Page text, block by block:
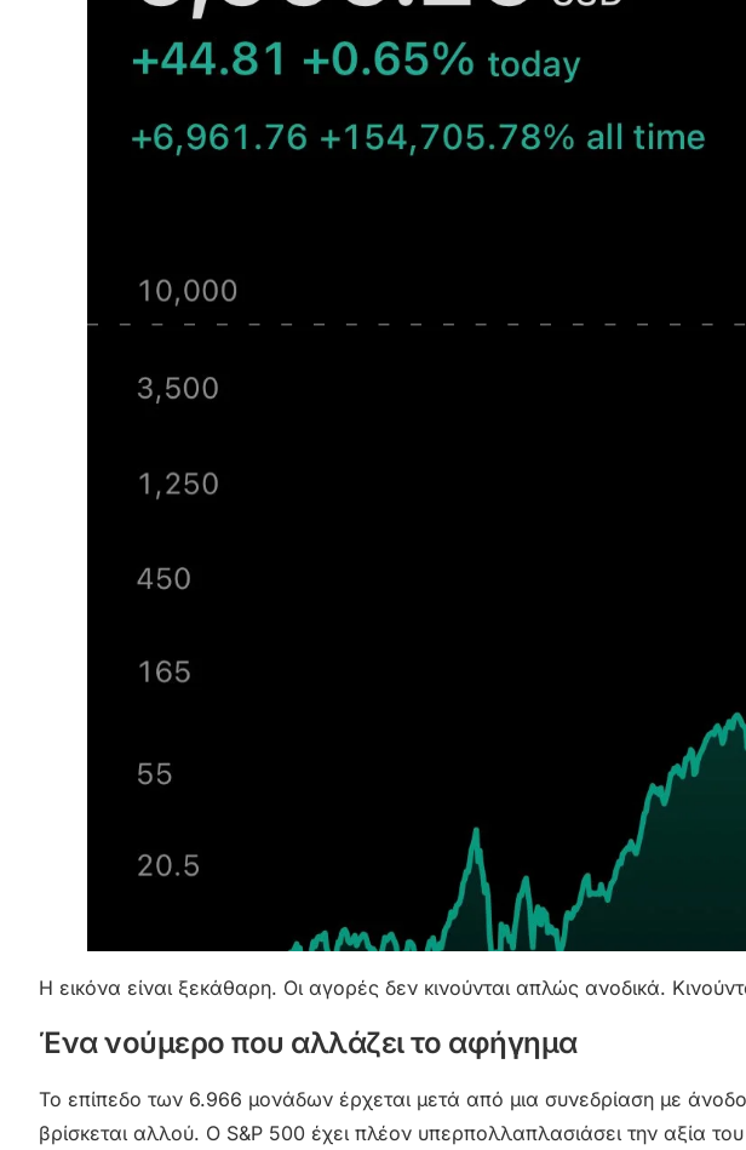
Η εικόνα είναι ξεκάθαρη. Οι αγορές δεν κινούνται απλώς ανοδικά.
Ένα νούμερο που αλλάζει το αφήγημα
Το επίπεδο των 6.966 μονάδων έρχεται μετά από μια συνεδρίαση με
βρίσκεται αλλού. Ο S&P 500 έχει πλέον υπερπολλαπλασιάσει την αξία